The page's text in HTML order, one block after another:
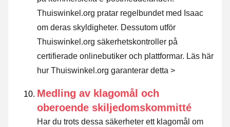
Thuiswinkel.org pratar regelbundet med Isaac
om deras skyldigheter. Dessutom utför
Thuiswinkel.org säkerhetskontroller på
certifierade onlinebutiker och plattformar. Läs här
hur Thuiswinkel.org garanterar detta >
Medling av klagomål och
oberoende skiljedomskommitté
Har du trots dessa säkerheter ett klagomål om